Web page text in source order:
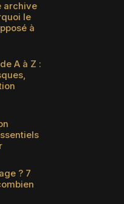
archive
le
à
A à Z :
? 7